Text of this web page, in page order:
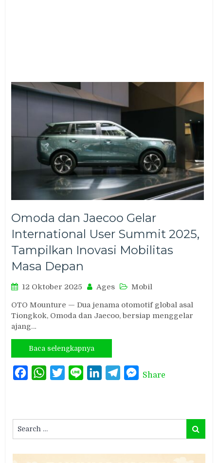
Omoda dan Jaecoo Gelar
International User Summit 2025,
Tampilkan Inovasi Mobilitas
Masa Depan
12 Oktober 2025 Ages Mobil
OTO Mounture — Dua jenama otomotif global asal
Tiongkok, Omoda dan Jaecoo, bersiap menggelar
ajang…
Baca selengkapnya
FacebookWhatsAppTwitterLine LinkedInTelegramMessenger
Share
for:
Search